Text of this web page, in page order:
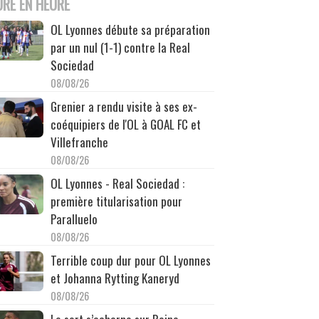
OL Lyonnes débute sa préparation
par un nul (1-1) contre la Real
Sociedad
08/08/26
Grenier a rendu visite à ses ex-
coéquipiers de l'OL à GOAL FC et
Villefranche
08/08/26
OL Lyonnes - Real Sociedad :
première titularisation pour
Paralluelo
08/08/26
Terrible coup dur pour OL Lyonnes
et Johanna Rytting Kaneryd
08/08/26